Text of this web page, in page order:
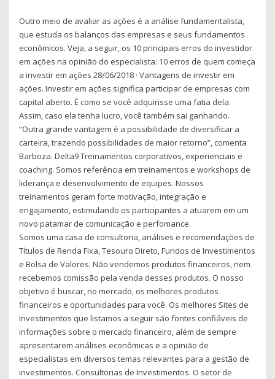
Outro meio de avaliar as ações é a análise fundamentalista,
que estuda os balanços das empresas e seus fundamentos
econômicos. Veja, a seguir, os 10 principais erros do investidor
em ações na opinião do especialista: 10 erros de quem começa
a investir em ações 28/06/2018 · Vantagens de investir em
ações. Investir em ações significa participar de empresas com
capital aberto. É como se você adquirisse uma fatia dela.
Assim, caso ela tenha lucro, você também sai ganhando.
“Outra grande vantagem é a possibilidade de diversificar a
carteira, trazendo possibilidades de maior retorno”, comenta
Barboza. Delta9 Treinamentos corporativos, experienciais e
coaching. Somos referência em treinamentos e workshops de
liderança e desenvolvimento de equipes. Nossos
treinamentos geram forte motivação, integração e
engajamento, estimulando os participantes a atuarem em um
novo patamar de comunicação e perfomance.
Somos uma casa de consultoria, análises e recomendações de
Títulos de Renda Fixa, Tesouro Direto, Fundos de Investimentos
e Bolsa de Valores. Não vendemos produtos financeiros, nem
recebemos comissão pela venda desses produtos. O nosso
objetivo é buscar, no mercado, os melhores produtos
financeiros e oportunidades para você. Os melhores Sites de
Investimentos que listamos a seguir são fontes confiáveis de
informações sobre o mercado financeiro, além de sempre
apresentarem análises econômicas e a opinião de
especialistas em diversos temas relevantes para a gestão de
investimentos. Consultorias de Investimentos. O setor de